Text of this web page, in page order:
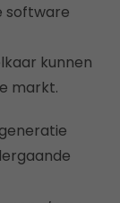
software
kunnen
markt.